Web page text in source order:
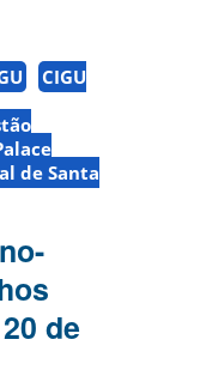
CIGU
de Santa
de